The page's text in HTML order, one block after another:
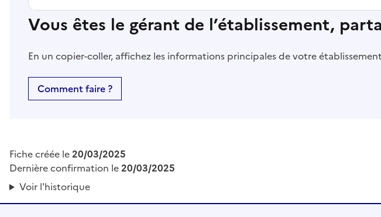
Vous êtes le gérant de l’établissement,
En un copier-coller, affichez les informations principales de votre
Comment faire ?
Fiche créée le20/03/2025
Dernière confirmation le20/03/2025
Voir l'historique